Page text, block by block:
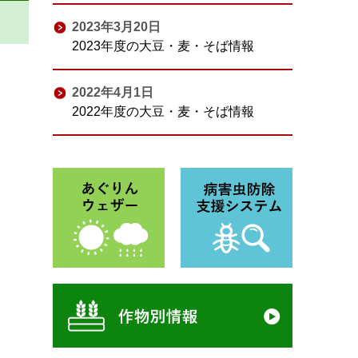
2023年3月20日
2023年度の大豆・麦・そば情報
2022年4月1日
2022年度の大豆・麦・そば情報